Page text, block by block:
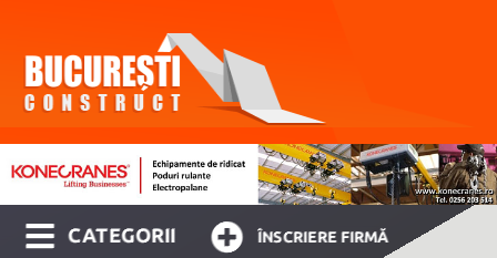
CATEGORII ÎNSCRIERE FIRMĂ